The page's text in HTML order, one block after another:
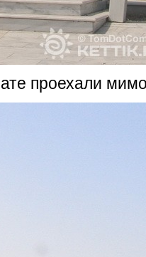
проехали